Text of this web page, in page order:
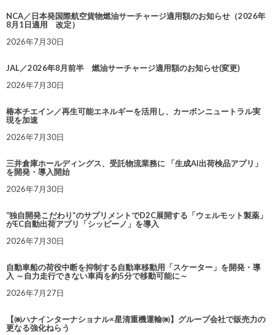
NCA／日本発国際航空貨物燃油サーチャージ適用額のお知らせ（2026年
8月1日適用 改定）
2026年7月30日
JAL／2026年8月前半 燃油サーチャージ適用額のお知らせ(変更)
2026年7月30日
椿本チエイン／再生可能エネルギーを活用し、カーボンニュートラル実
現を加速
2026年7月30日
三井倉庫ホールディングス、受託物流業務に 「生成AI出荷検品アプリ」
を開発・導入開始
2026年7月30日
“独自開発こだわり”のサプリメントでD2C展開する「ウェルモット製薬」
がEC自動出荷アプリ「シッピーノ」を導入
2026年7月30日
自動車船の荷役中断を抑制する自動車移動用「スケーター」を開発・導
入 ～自力走行できない車両を約5分で移動可能に～
2026年7月27日
【㈱ハナインターナショナル×星清重機運輸㈱】グループ会社で販売力の
更なる強化ねらう